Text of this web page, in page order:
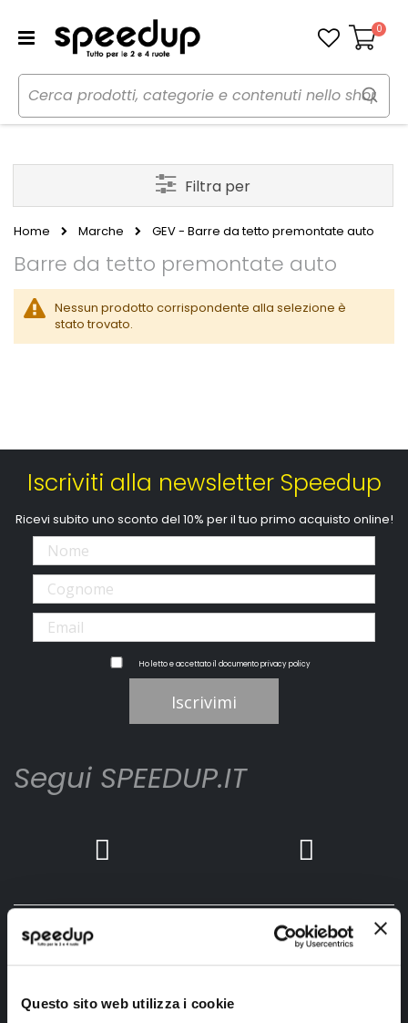
Questo sito web utilizza i cookie
Carrello
0
Home Marche GEV - Barre da tetto premontate auto
Barre da tetto premontate auto
Nessun prodotto corrispondente alla selezione è
stato trovato.
Filtra per
Iscriviti alla newsletter Speedup
Ricevi subito uno sconto del 10% per il tuo primo acquisto online!
Ho letto e accettato il documentoprivacy policy
Iscrivimi
Segui SPEEDUP.IT
Via Montello 46